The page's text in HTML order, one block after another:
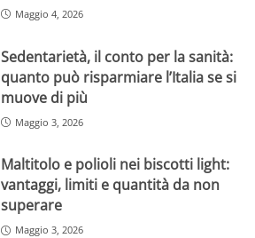
Maggio 4, 2026
Sedentarietà, il conto per la sanità:
quanto può risparmiare l’Italia se si
muove di più
Maggio 3, 2026
Maltitolo e polioli nei biscotti light:
vantaggi, limiti e quantità da non
superare
Maggio 3, 2026